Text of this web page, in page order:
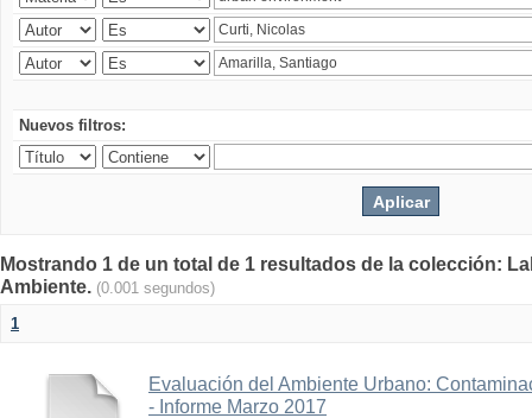
Nuevos filtros:
Mostrando 1 de un total de 1 resultados de la colección:
Ambiente. (0.001 segundos)
1
Evaluación del Ambiente Urbano:
- Informe Marzo 2017